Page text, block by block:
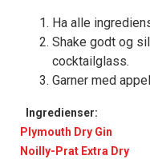
Ha alle
Shake godt og
cocktailglass.
Garner med
Ingredienser:
Plymouth Dry Gin
Noilly-Prat Extra Dry